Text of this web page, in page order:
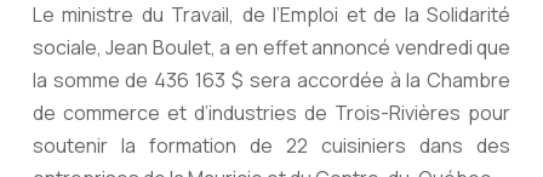
Le ministre du Travail, de l’Emploi et de la Solidarité
sociale, Jean Boulet, a en effet annoncé vendredi que
la somme de 436 163 $ sera accordée à la Chambre
de commerce et d’industries de Trois-Rivières pour
soutenir la formation de 22 cuisiniers dans des